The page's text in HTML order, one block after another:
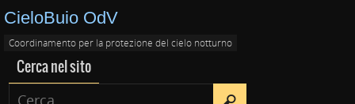
CieloBuio OdV
Coordinamento per la protezione del cielo notturno
Cerca nel sito